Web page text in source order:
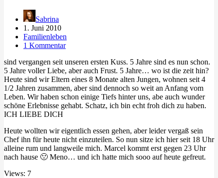
Sabrina
1. Juni 2010
Familienleben
1 Kommentar
sind vergangen seit unseren ersten Kuss. 5 Jahre sind es nun schon.
5 Jahre voller Liebe, aber auch Frust. 5 Jahre… wo ist die zeit hin?
Heute sind wir Eltern eines 8 Monate alten Jungen, wohnen seit 4
1/2 Jahren zusammen, aber sind dennoch so weit an Anfang vom
Leben. Wir haben schon einige Tiefs hinter uns, abe auch wunder
schöne Erlebnisse gehabt. Schatz, ich bin echt froh dich zu haben.
ICH LIEBE DICH
Heute wollten wir eigentlich essen gehen, aber leider vergaß sein
Chef ihn für heute nicht einzuteilen. So nun sitze ich hier seit 18 Uhr
alleine rum und langweile mich. Marcel kommt erst gegen 23 Uhr
nach hause 🙁 Meno… und ich hatte mich sooo auf heute gefreut.
Views: 7